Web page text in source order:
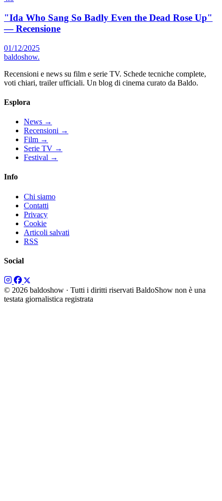
"Ida Who Sang So Badly Even the Dead Rose Up"
— Recensione
01/12/2025
baldoshow.
Recensioni e news su film e serie TV. Schede tecniche complete,
voti chiari, trailer ufficiali. Un blog di cinema curato da Baldo.
Esplora
News →
Recensioni →
Film →
Serie TV →
Festival →
Info
Chi siamo
Contatti
Privacy
Cookie
Articoli salvati
RSS
Social
© 2026 baldoshow · Tutti i diritti riservati BaldoShow non è una
testata giornalistica registrata